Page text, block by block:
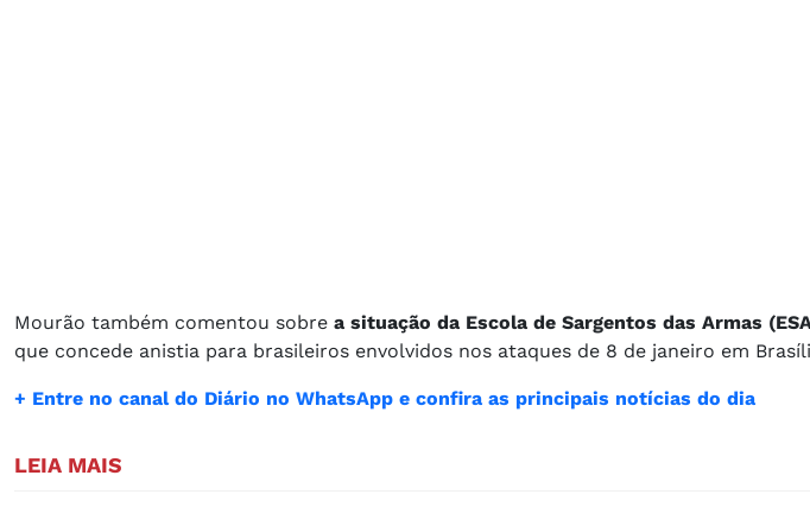
Mourão também comentou sobre a situação da Escola de Sargentos das Armas
que concede anistia para brasileiros envolvidos nos ataques de 8 de janeiro em
+ Entre no canal do Diário no WhatsApp e confira as principais notícias do dia
LEIA MAIS